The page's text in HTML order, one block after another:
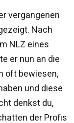
vergangenen
Nach
NLZ eines
er nun an die
oft bewiesen,
und diese
denkst du,
der Profis